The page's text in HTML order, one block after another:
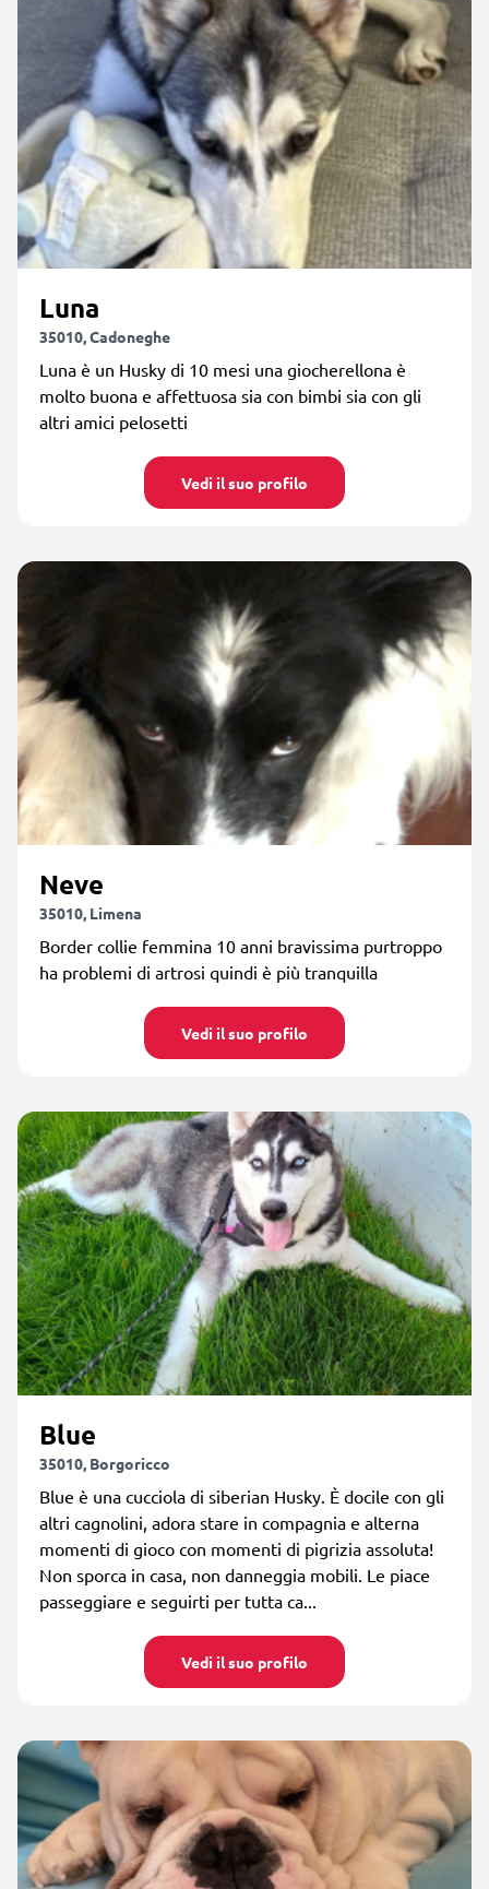
Luna
35010, Cadoneghe
Luna è un Husky di 10 mesi una giocherellona è
molto buona e affettuosa sia con bimbi sia con gli
altri amici pelosetti
Vedi il suo profilo
Neve
35010, Limena
Border collie femmina 10 anni bravissima purtroppo
ha problemi di artrosi quindi è più tranquilla
Vedi il suo profilo
Blue
35010, Borgoricco
Blue è una cucciola di siberian Husky. È docile con gli
altri cagnolini, adora stare in compagnia e alterna
momenti di gioco con momenti di pigrizia assoluta!
Non sporca in casa, non danneggia mobili. Le piace
passeggiare e seguirti per tutta ca...
Vedi il suo profilo